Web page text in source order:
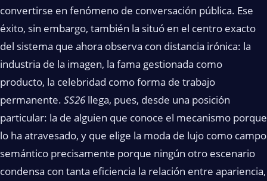
convertirse en fenómeno de conversación pública. Ese
éxito, sin embargo, también la situó en el centro exacto
del sistema que ahora observa con distancia irónica: la
industria de la imagen, la fama gestionada como
producto, la celebridad como forma de trabajo
permanente. SS26llega, pues, desde una posición
particular: la de alguien que conoce el mecanismo porque
lo ha atravesado, y que elige la moda de lujo como campo
semántico precisamente porque ningún otro escenario
condensa con tanta eficiencia la relación entre apariencia,